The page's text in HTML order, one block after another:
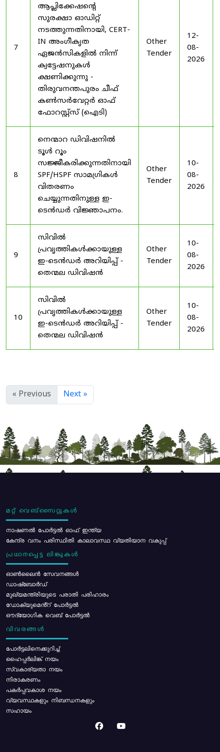
7
ആപ്ലിക്കേഷന്റെ
സുരക്ഷാ ഓഡിറ്റ്
നടത്തുന്നതിനായി, CERT-
IN അംഗീകൃത
ഏജൻസികളിൽ നിന്ന്
ക്വട്ടേഷനുകൾ
ക്ഷണിക്കുന്നു -
തിരുവനന്തപുരം ചീഫ്
കൺസർവേറ്റർ ഓഫ്
ഫോറസ്റ്റ്സ് (ഐടി)
Other
Tender
12-
08-
2026
8
നെന്മാറ ഡിവിഷനിൽ
ടൂൾ റൂം
സജ്ജീകരിക്കുന്നതിനായി
SPF/HSPF സാമഗ്രികൾ
വിതരണം
ചെയ്യുന്നതിനുള്ള ഇ-
ടെൻഡർ വിജ്ഞാപനം.
Other
Tender
10-
08-
2026
9
സിവിൽ
പ്രവൃത്തികൾക്കായുള്ള
ഇ-ടെൻഡർ അറിയിപ്പ് -
തെന്മല ഡിവിഷൻ
Other
Tender
10-
08-
2026
10
സിവിൽ
പ്രവൃത്തികൾക്കായുള്ള
ഇ-ടെൻഡർ അറിയിപ്പ് -
തെന്മല ഡിവിഷൻ
Other
Tender
10-
08-
2026
« Previous Next »
മറ്റ് വെബ്സൈറ്റുകൾ
നാഷണൽ പോർട്ടൽ ഓഫ് ഇന്ത്യ
കേന്ദ്ര വനം പരിസ്ഥിതി കാലാവസ്ഥ വ്യതിയാന വകുപ്പ്
പ്രധാനപ്പെട്ട ലിങ്കുകൾ
ഓൺലൈൻ സേവനങ്ങൾ
ഡാഷ്ബോർഡ്
മുഖ്യമന്ത്രിയുടെ പരാതി പരിഹാരം
ഡോക്യുമെൻ്റ് പോർട്ടൽ
ഔദ്യോഗിക വെബ് പോർട്ടൽ
വിവരങ്ങൾ
പോര്‍ട്ടലിനെക്കുറിച്ച്
ഹൈപ്പർലിങ്ക് നയം
സ്വകാര്യതാ നയം
നിരാകരണം
പകർപ്പവകാശ നയം
വ്യവസ്ഥകളും നിബന്ധനകളും
സഹായം